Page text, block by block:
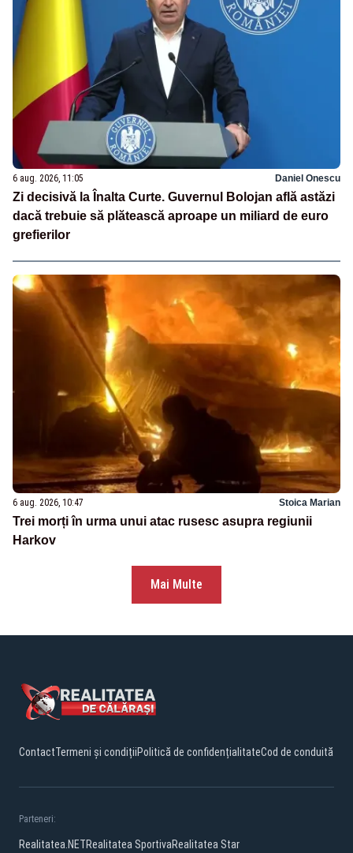
6 aug. 2026, 11:05 Daniel Onescu
Zi decisivă la Înalta Curte. Guvernul Bolojan află astăzi
dacă trebuie să plătească aproape un miliard de euro
grefierilor
6 aug. 2026, 10:47 Stoica Marian
Trei morți în urma unui atac rusesc asupra regiunii
Harkov
Mai Multe
ContactTermeni și condițiiPolitică de confidențialitateCod de conduită
Parteneri:
Realitatea.NETRealitatea SportivaRealitatea Star